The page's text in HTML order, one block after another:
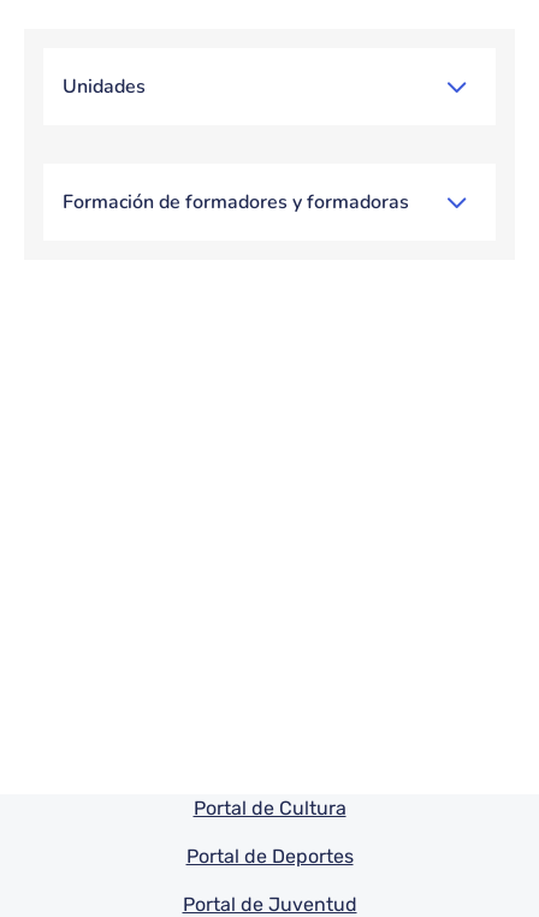
Unidades
Formación de formadores y formadoras
Pie de pagina información
Portal de Cultura
Portal de Deportes
Portal de Juventud